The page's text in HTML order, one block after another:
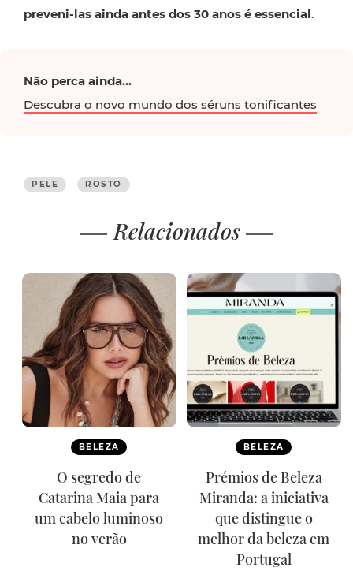
preveni-las ainda antes dos 30 anos é essencial.
Não perca ainda...
Descubra o novo mundo dos séruns tonificantes
PELE ROSTO
Relacionados
BELEZA
O segredo de
Catarina Maia para
um cabelo luminoso
no verão
BELEZA
Prémios de Beleza
Miranda: a iniciativa
que distingue o
melhor da beleza em
Portugal